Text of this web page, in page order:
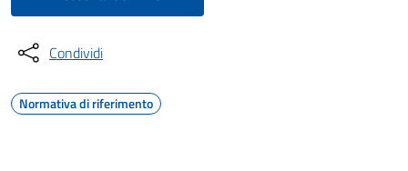
Condividi
Normativa di riferimento